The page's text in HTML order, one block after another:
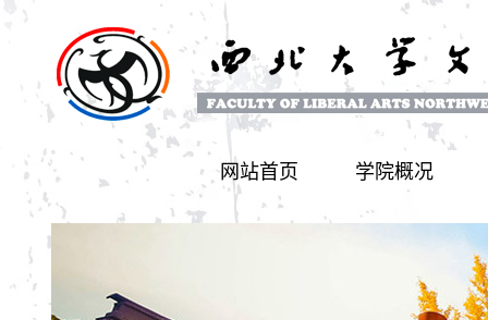
网站首页 学院概况